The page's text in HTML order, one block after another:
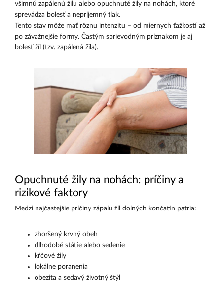
všimnú zapálenú žilu alebo opuchnuté žily na nohách, ktoré
sprevádza bolesť a nepríjemný tlak.
Tento stav môže mať rôznu intenzitu – od miernych ťažkostí až
po závažnejšie formy. Častým sprievodným príznakom je aj
bolesť žíl (tzv. zapálená žila).
Opuchnuté žily na nohách: príčiny a
rizikové faktory
Medzi najčastejšie príčiny zápalu žíl dolných končatín patria:
zhoršený krvný obeh
dlhodobé státie alebo sedenie
kŕčové žily
lokálne poranenia
obezita a sedavý životný štýl